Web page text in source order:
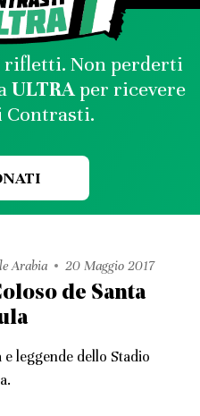
rifletti. Non perderti
ULTRAper ricevere
Contrasti.
Arabia 20 Maggio 2017
de Santa
e leggende dello Stadio